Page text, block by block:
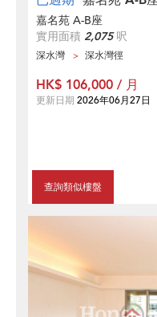
嘉名苑 A-B座
實用面積 2,075呎
深水灣 深水灣徑
查詢類似樓盤
HK$ 106,000 / 月
更新日期 2026年06月27日